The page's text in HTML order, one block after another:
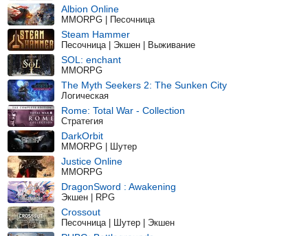
Albion Online
MMORPG | Песочница
Steam Hammer
Песочница | Экшен | Выживание
SOL: enchant
MMORPG
The Myth Seekers 2: The Sunken City
Логическая
Rome: Total War - Collection
Стратегия
DarkOrbit
MMORPG | Шутер
Justice Online
MMORPG
DragonSword : Awakening
Экшен | RPG
Crossout
Песочница | Шутер | Экшен